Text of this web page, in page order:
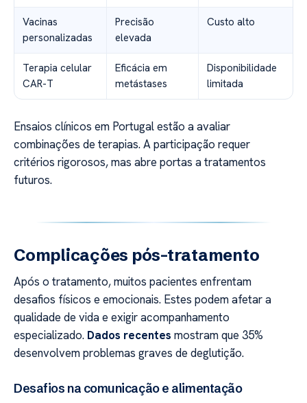
Vacinas
personalizadas
Precisão
elevada
Custo alto
Terapia celular
CAR-T
Eficácia em
metástases
Disponibilidade
limitada
Ensaios clínicos em Portugal estão a avaliar
combinações de terapias. A participação requer
critérios rigorosos, mas abre portas a tratamentos
futuros.
Complicações pós-tratamento
Após o tratamento, muitos pacientes enfrentam
desafios físicos e emocionais. Estes podem afetar a
qualidade de vida e exigir acompanhamento
especializado. Dados recentes mostram que 35%
desenvolvem problemas graves de deglutição.
Desafios na comunicação e alimentação